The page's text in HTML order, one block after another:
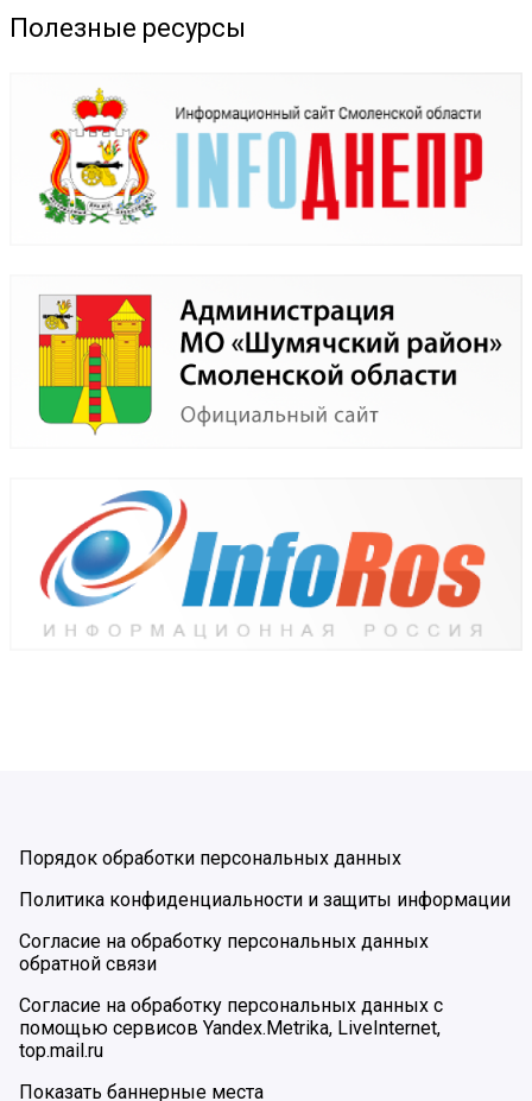
Полезные ресурсы
Порядок обработки персональных данных
Политика конфиденциальности и защиты информации
Согласие на обработку персональных данных
обратной связи
Согласие на обработку персональных данных с
помощью сервисов Yandex.Metrika, LiveInternet,
top.mail.ru
Показать баннерные места